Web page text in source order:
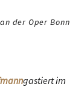
der Oper Bonn
gastiert im